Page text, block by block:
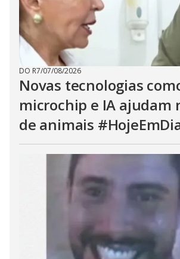
DO R7/07/08/2026
Novas tecnologias
microchip e IA ajudam
de animais